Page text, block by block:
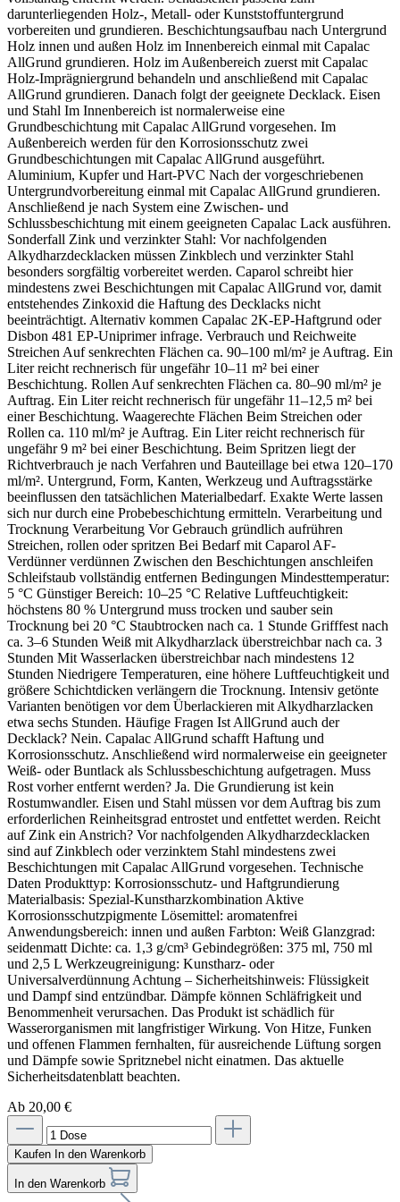
Ab 20,00 €
Kaufen In den Warenkorb
In den Warenkorb